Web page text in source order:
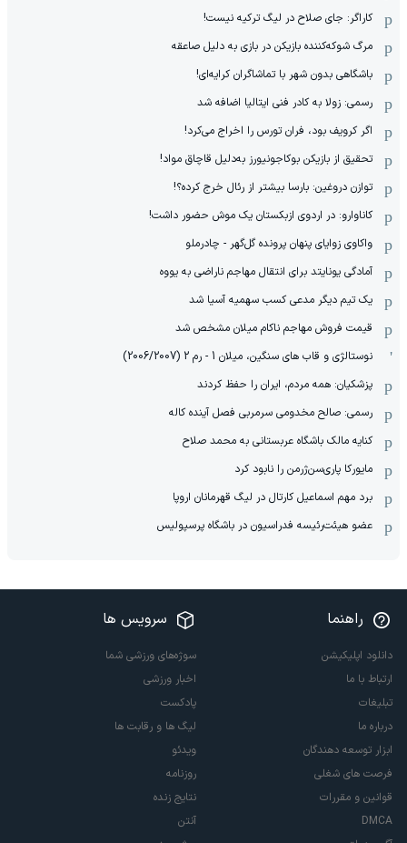
کاراگر: جای صلاح در لیگ ترکیه نیست!
مرگ شوکه‌کننده بازیکن در بازی به دلیل صاعقه
باشگاهی بدون شهر با تماشاگران کرایه‌ای!
رسمی: زولا به کادر فنی ایتالیا اضافه شد
اگر کرویف بود، فران تورس را اخراج می‌کرد!
تحقیق از بازیکن بوکاجونیورز به‌دلیل قاچاق مواد!
توازن دروغین: بارسا بیشتر از رئال خرج کرده؟!
کاناوارو: در اردوی ازبکستان یک موش حضور داشت!
واکاوی زوایای پنهان پرونده گل‌گهر - چادرملو
آمادگی یونایتد برای انتقال مهاجم ناراضی به یووه
یک تیم دیگر مدعی کسب سهمیه آسیا شد
قیمت فروش مهاجم ناکام میلان مشخص شد
نوستالژی و قاب های سنگین، میلان 1 - رم 2 (2006/2007)
پزشکیان: همه مردم، ایران را حفظ کردند
رسمی: صالح مخدومی سرمربی فصل آینده کاله
کنایه مالک باشگاه عربستانی به محمد صلاح
مایورکا پاری‌سن‌ژرمن را نابود کرد
برد مهم اسماعیل کارتال در لیگ قهرمانان اروپا
عضو هیئت‌رئیسه فدراسیون در باشگاه پرسپولیس
راهنما
دانلود اپلیکیشن
ارتباط با ما
تبلیغات
درباره ما
ابزار توسعه دهندگان
فرصت های شغلی
قوانین و مقررات
DMCA
سرویس ها
سوژه‌های ورزشی شما
اخبار ورزشی
پادکست
لیگ ها و رقابت ها
ویدئو
روزنامه
نتایج زنده
آنتن